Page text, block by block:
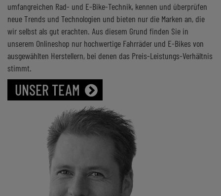
umfangreichen Rad- und E-Bike-Technik, kennen und überprüfen
neue Trends und Technologien und bieten nur die Marken an, die
wir selbst als gut erachten. Aus diesem Grund finden Sie in
unserem Onlineshop nur hochwertige Fahrräder und E-Bikes von
ausgewählten Herstellern, bei denen das Preis-Leistungs-Verhältnis
stimmt.
UNSER TEAM